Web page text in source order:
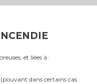
et liées à :
(pouvant dans certains cas